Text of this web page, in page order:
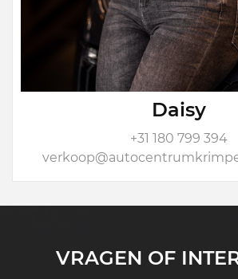
Daisy
+31 180 799 394
VRAGEN OF